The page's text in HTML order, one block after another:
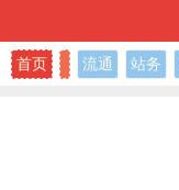
首页 流通 站务